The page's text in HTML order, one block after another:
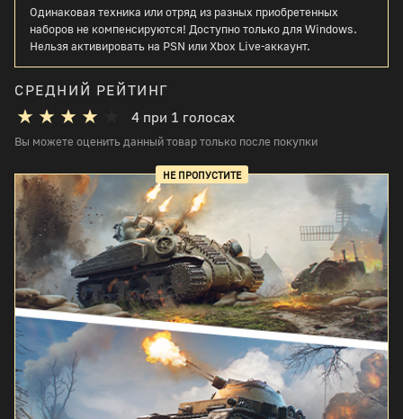
Одинаковая техника или отряд из разных приобретенных
наборов не компенсируются! Доступно только для Windows.
Нельзя активировать на PSN или Xbox Live-аккаунт.
СРЕДНИЙ РЕЙТИНГ
4 при 1 голосах
Вы можете оценить данный товар только после покупки
НЕ ПРОПУСТИТЕ